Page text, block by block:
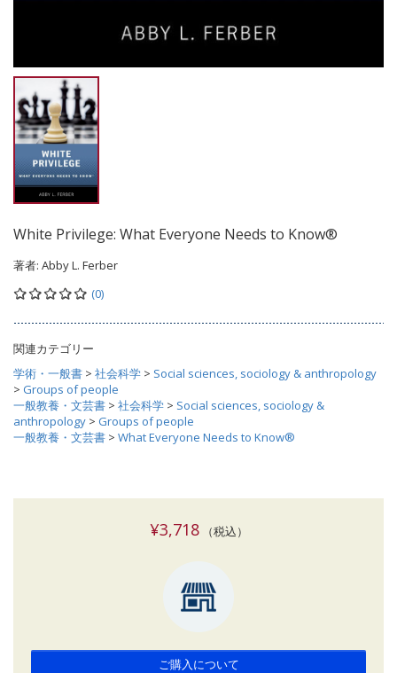
White Privilege: What Everyone Needs to Know®
著者: Abby L. Ferber
(0)
関連カテゴリー
学術・一般書 > 社会科学 > Social sciences, sociology & anthropology
> Groups of people
一般教養・文芸書 > 社会科学 > Social sciences, sociology &
anthropology > Groups of people
一般教養・文芸書 > What Everyone Needs to Know®
¥3,718（税込）
ご購入について